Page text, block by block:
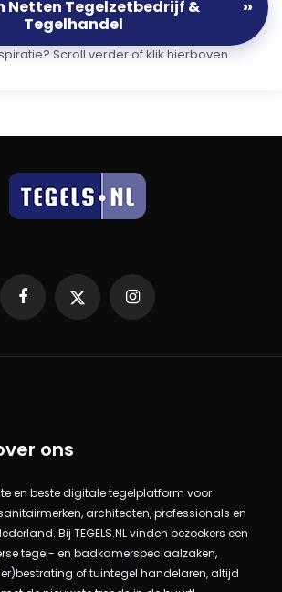
Netten Tegelzetbedrijf &
Tegelhandel
››
Scroll verder of klik hierboven.
Facebook Instagram
ons
en beste digitale tegelplatform voor
architecten, professionals en
Bij TEGELS.NL vinden bezoekers een
tegel- en badkamerspeciaalzaken,
of tuintegel handelaren, altijd